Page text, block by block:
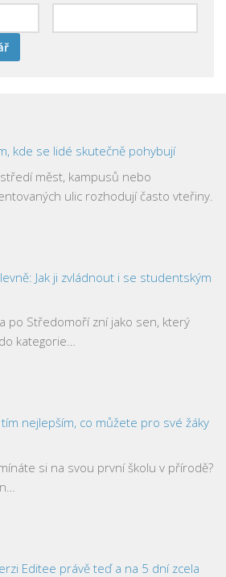
kde se lidé skutečně pohybují
měst, kampusů nebo
ulic rozhodují často vteřiny.
Jak ji zvládnout i se studentským
po Středomoří zní jako sen, který
kategorie…
nejlepším, co můžete pro své žáky
si na svou první školu v přírodě?
Editee právě teď a na 5 dní zcela